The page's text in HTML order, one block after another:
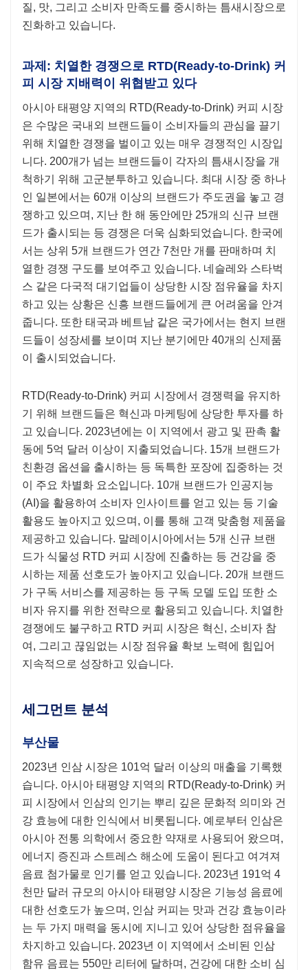
질, 맛, 그리고 소비자 만족도를 중시하는 틈새시장으로
진화하고 있습니다.
과제: 치열한 경쟁으로 RTD(Ready-to-Drink) 커
피 시장 지배력이 위협받고 있다
아시아 태평양 지역의 RTD(Ready-to-Drink) 커피 시장
은 수많은 국내외 브랜드들이 소비자들의 관심을 끌기
위해 치열한 경쟁을 벌이고 있는 매우 경쟁적인 시장입
니다. 200개가 넘는 브랜드들이 각자의 틈새시장을 개
척하기 위해 고군분투하고 있습니다. 최대 시장 중 하나
인 일본에서는 60개 이상의 브랜드가 주도권을 놓고 경
쟁하고 있으며, 지난 한 해 동안에만 25개의 신규 브랜
드가 출시되는 등 경쟁은 더욱 심화되었습니다. 한국에
서는 상위 5개 브랜드가 연간 7천만 개를 판매하며 치
열한 경쟁 구도를 보여주고 있습니다. 네슬레와 스타벅
스 같은 다국적 대기업들이 상당한 시장 점유율을 차지
하고 있는 상황은 신흥 브랜드들에게 큰 어려움을 안겨
줍니다. 또한 태국과 베트남 같은 국가에서는 현지 브랜
드들이 성장세를 보이며 지난 분기에만 40개의 신제품
이 출시되었습니다.
RTD(Ready-to-Drink) 커피 시장에서 경쟁력을 유지하
기 위해 브랜드들은 혁신과 마케팅에 상당한 투자를 하
고 있습니다. 2023년에는 이 지역에서 광고 및 판촉 활
동에 5억 달러 이상이 지출되었습니다. 15개 브랜드가
친환경 옵션을 출시하는 등 독특한 포장에 집중하는 것
이 주요 차별화 요소입니다. 10개 브랜드가 인공지능
(AI)을 활용하여 소비자 인사이트를 얻고 있는 등 기술
활용도 높아지고 있으며, 이를 통해 고객 맞춤형 제품을
제공하고 있습니다. 말레이시아에서는 5개 신규 브랜
드가 식물성 RTD 커피 시장에 진출하는 등 건강을 중
시하는 제품 선호도가 높아지고 있습니다. 20개 브랜드
가 구독 서비스를 제공하는 등 구독 모델 도입 또한 소
비자 유지를 위한 전략으로 활용되고 있습니다. 치열한
경쟁에도 불구하고 RTD 커피 시장은 혁신, 소비자 참
여, 그리고 끊임없는 시장 점유율 확보 노력에 힘입어
지속적으로 성장하고 있습니다.
세그먼트 분석
부산물
2023년 인삼 시장은 101억 달러 이상의 매출을 기록했
습니다. 아시아 태평양 지역의 RTD(Ready-to-Drink) 커
피 시장에서 인삼의 인기는 뿌리 깊은 문화적 의미와 건
강 효능에 대한 인식에서 비롯됩니다. 예로부터 인삼은
아시아 전통 의학에서 중요한 약재로 사용되어 왔으며,
에너지 증진과 스트레스 해소에 도움이 된다고 여겨져
음료 첨가물로 인기를 얻고 있습니다. 2023년 191억 4
천만 달러 규모의 아시아 태평양 시장은 기능성 음료에
대한 선호도가 높으며, 인삼 커피는 맛과 건강 효능이라
는 두 가지 매력을 동시에 지니고 있어 상당한 점유율을
차지하고 있습니다. 2023년 이 지역에서 소비된 인삼
함유 음료는 550만 리터에 달하며, 건강에 대한 소비 심